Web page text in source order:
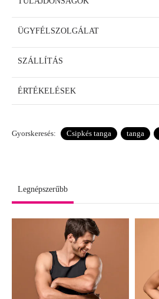
ÜGYFÉLSZOLGÁLAT
SZÁLLÍTÁS
ÉRTÉKELÉSEK
Gyorskeresés: Csipkés tanga tanga
Legnépszerűbb